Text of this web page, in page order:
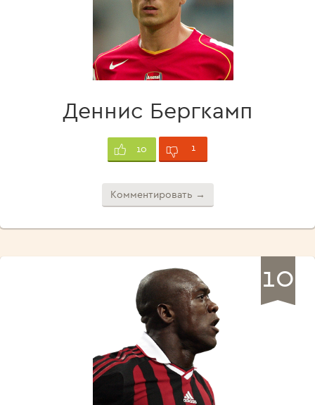
Деннис Бергкамп
10 1
Комментировать →
10